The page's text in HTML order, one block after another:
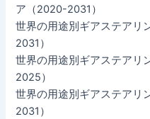
ア（2020-2031）
世界の用途別ギアステアリ
2031）
世界の用途別ギアステアリ
2025）
世界の用途別ギアステアリ
2031）